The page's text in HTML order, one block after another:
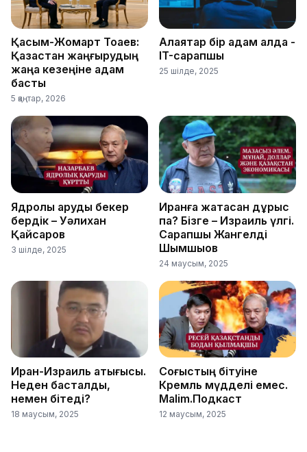
Қасым-Жомарт Тоқаев:
Қазақстан жаңғырудың
жаңа кезеңіне қадам
басты
5 қаңтар, 2026
Алаяқтар бір қадам алда -
IT-сарапшы
25 шілде, 2025
Ядролық қаруды бекер
бердік – Уәлихан
Қайсаров
3 шілде, 2025
Иранға жақтасқан дұрыс
па? Бізге – Израиль үлгі.
Сарапшы Жангелді
Шымшықов
24 маусым, 2025
Иран-Израиль қақтығысы.
Неден басталды,
немен бітеді?
18 маусым, 2025
Соғыстың бітуіне
Кремль мүдделі емес.
Malim.Подкаст
12 маусым, 2025